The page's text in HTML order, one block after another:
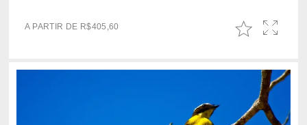
A PARTIR DE R$405,60